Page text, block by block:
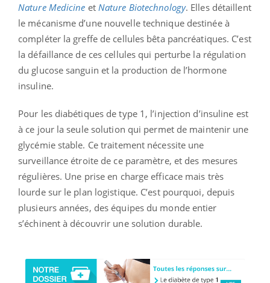
Nature Medicine et Nature Biotechnology. Elles détaillent
le mécanisme d’une nouvelle technique destinée à
compléter la greffe de cellules bêta pancréatiques. C’est
la défaillance de ces cellules qui perturbe la régulation
du glucose sanguin et la production de l’hormone
insuline.
Pour les diabétiques de type 1, l’injection d’insuline est
à ce jour la seule solution qui permet de maintenir une
glycémie stable. Ce traitement nécessite une
surveillance étroite de ce paramètre, et des mesures
régulières. Une prise en charge efficace mais très
lourde sur le plan logistique. C’est pourquoi, depuis
plusieurs années, des équipes du monde entier
s’échinent à découvrir une solution durable.